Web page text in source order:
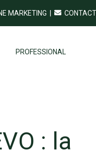
MARKETING |
PROFESSIONAL
: la